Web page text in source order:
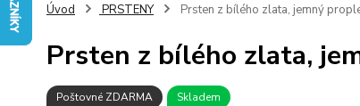
Úvod PRSTENY Prsten z bílého zlata, jemný
Prsten z bílého zlata,
Poštovné ZDARMA Skladem